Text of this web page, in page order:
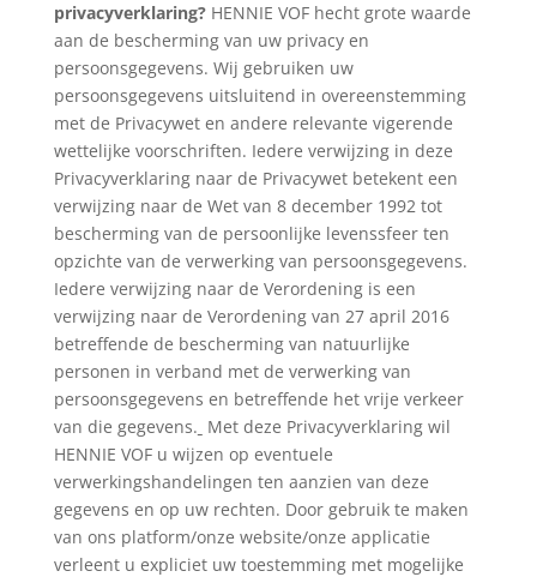
privacyverklaring?HENNIE VOF hecht grote waarde
aan de bescherming van uw privacy en
persoonsgegevens. Wij gebruiken uw
persoonsgegevens uitsluitend in overeenstemming
met de Privacywet en andere relevante vigerende
wettelijke voorschriften. Iedere verwijzing in deze
Privacyverklaring naar de Privacywet betekent een
verwijzing naar de Wet van 8 december 1992 tot
bescherming van de persoonlijke levenssfeer ten
opzichte van de verwerking van persoonsgegevens.
Iedere verwijzing naar de Verordening is een
verwijzing naar de Verordening van 27 april 2016
betreffende de bescherming van natuurlijke
personen in verband met de verwerking van
persoonsgegevens en betreffende het vrije verkeer
van die gegevens. Met deze Privacyverklaring wil
HENNIE VOF u wijzen op eventuele
verwerkingshandelingen ten aanzien van deze
gegevens en op uw rechten. Door gebruik te maken
van ons platform/onze website/onze applicatie
verleent u expliciet uw toestemming met mogelijke